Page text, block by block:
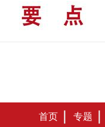
首页 专题